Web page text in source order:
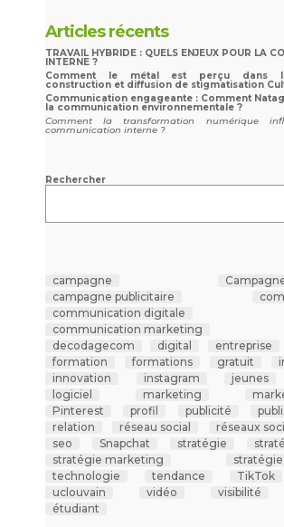
Articles récents
TRAVAIL HYBRIDE : QUELS ENJEUX POUR LA
INTERNE ?
Comment le métal est perçu dans
construction et diffusion de stigmatisation
Communication engageante : Comment
la communication environnementale ?
Comment la transformation numérique
communication interne ?
Rechercher
campagne
campagne publicitaire
communication digitale
communication marketing
decodagecom
digital entreprise
formation
formations gratuit
innovation
instagram jeunes
logiciel
marketing
Pinterest
profil publicité
relation
réseau social réseaux
seo
Snapchat stratégie
stratégie marketing
technologie
tendance TikTok
uclouvain
vidéo visibilité
étudiant